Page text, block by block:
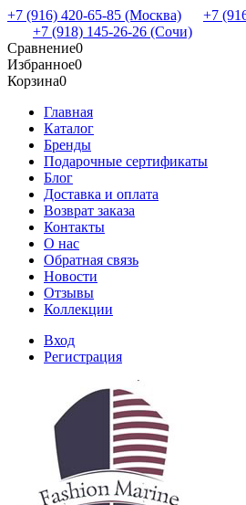
+7 (916) 420-65-85 (Москва)
+7
+7 (918) 145-26-26 (Сочи)
Сравнение0
Избранное0
Корзина0
Главная
Каталог
Бренды
Подарочные сертификаты
Блог
Доставка и оплата
Возврат заказа
Контакты
О нас
Обратная связь
Новости
Отзывы
Коллекции
Вход
Регистрация